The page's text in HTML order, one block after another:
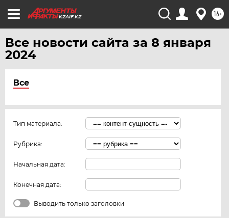
KZAIF.KZ 16+
Все новости сайта за 8 января
2024
Все
Тип материала:
Рубрика:
Начальная дата:
Конечная дата:
Выводить только заголовки